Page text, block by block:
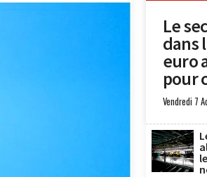
Le
dans
euro
pour
Vendredi 7